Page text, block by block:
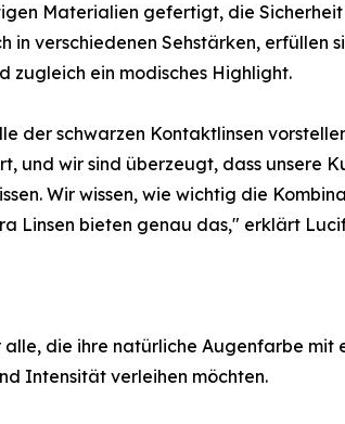
Materialien gefertigt, die
in verschiedenen Sehstärken, erfüllen
zugleich ein modisches Highlight.
der schwarzen Kontaktlinsen
und wir sind überzeugt, dass unsere
Wir wissen, wie wichtig die
Linsen bieten genau das," erklärt
die ihre natürliche Augenfarbe mit
Intensität verleihen möchten.